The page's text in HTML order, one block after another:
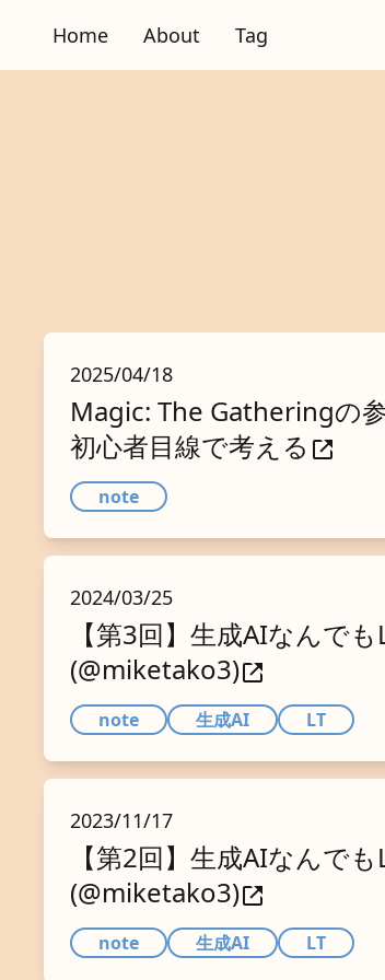
Home About Tag
2025/04/18
Magic: The Gatheringの
初心者目線で考える
note
2024/03/25
【第3回】生成AIなんで
(@miketako3)
note 生成AI LT
2023/11/17
【第2回】生成AIなんで
(@miketako3)
note 生成AI LT